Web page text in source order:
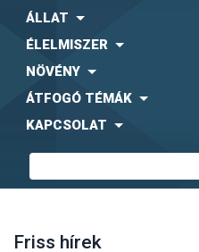
ÁLLAT
ÉLELMISZER
NÖVÉNY
ÁTFOGÓ TÉMÁK
KAPCSOLAT
Friss hírek